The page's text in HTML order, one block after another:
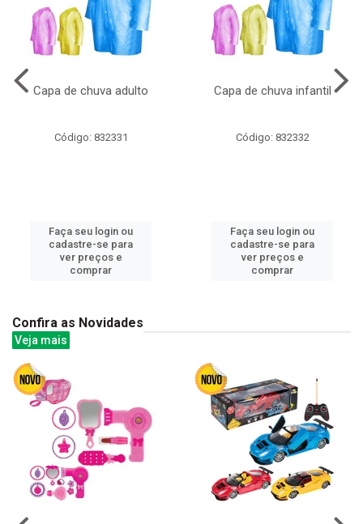
Capa de chuva adulto
Código: 832331
Faça seu login ou
cadastre-se para
ver preços e
comprar
Capa de chuva infantil
Código: 832332
Faça seu login ou
cadastre-se para
ver preços e
comprar
Confira as Novidades
Veja mais